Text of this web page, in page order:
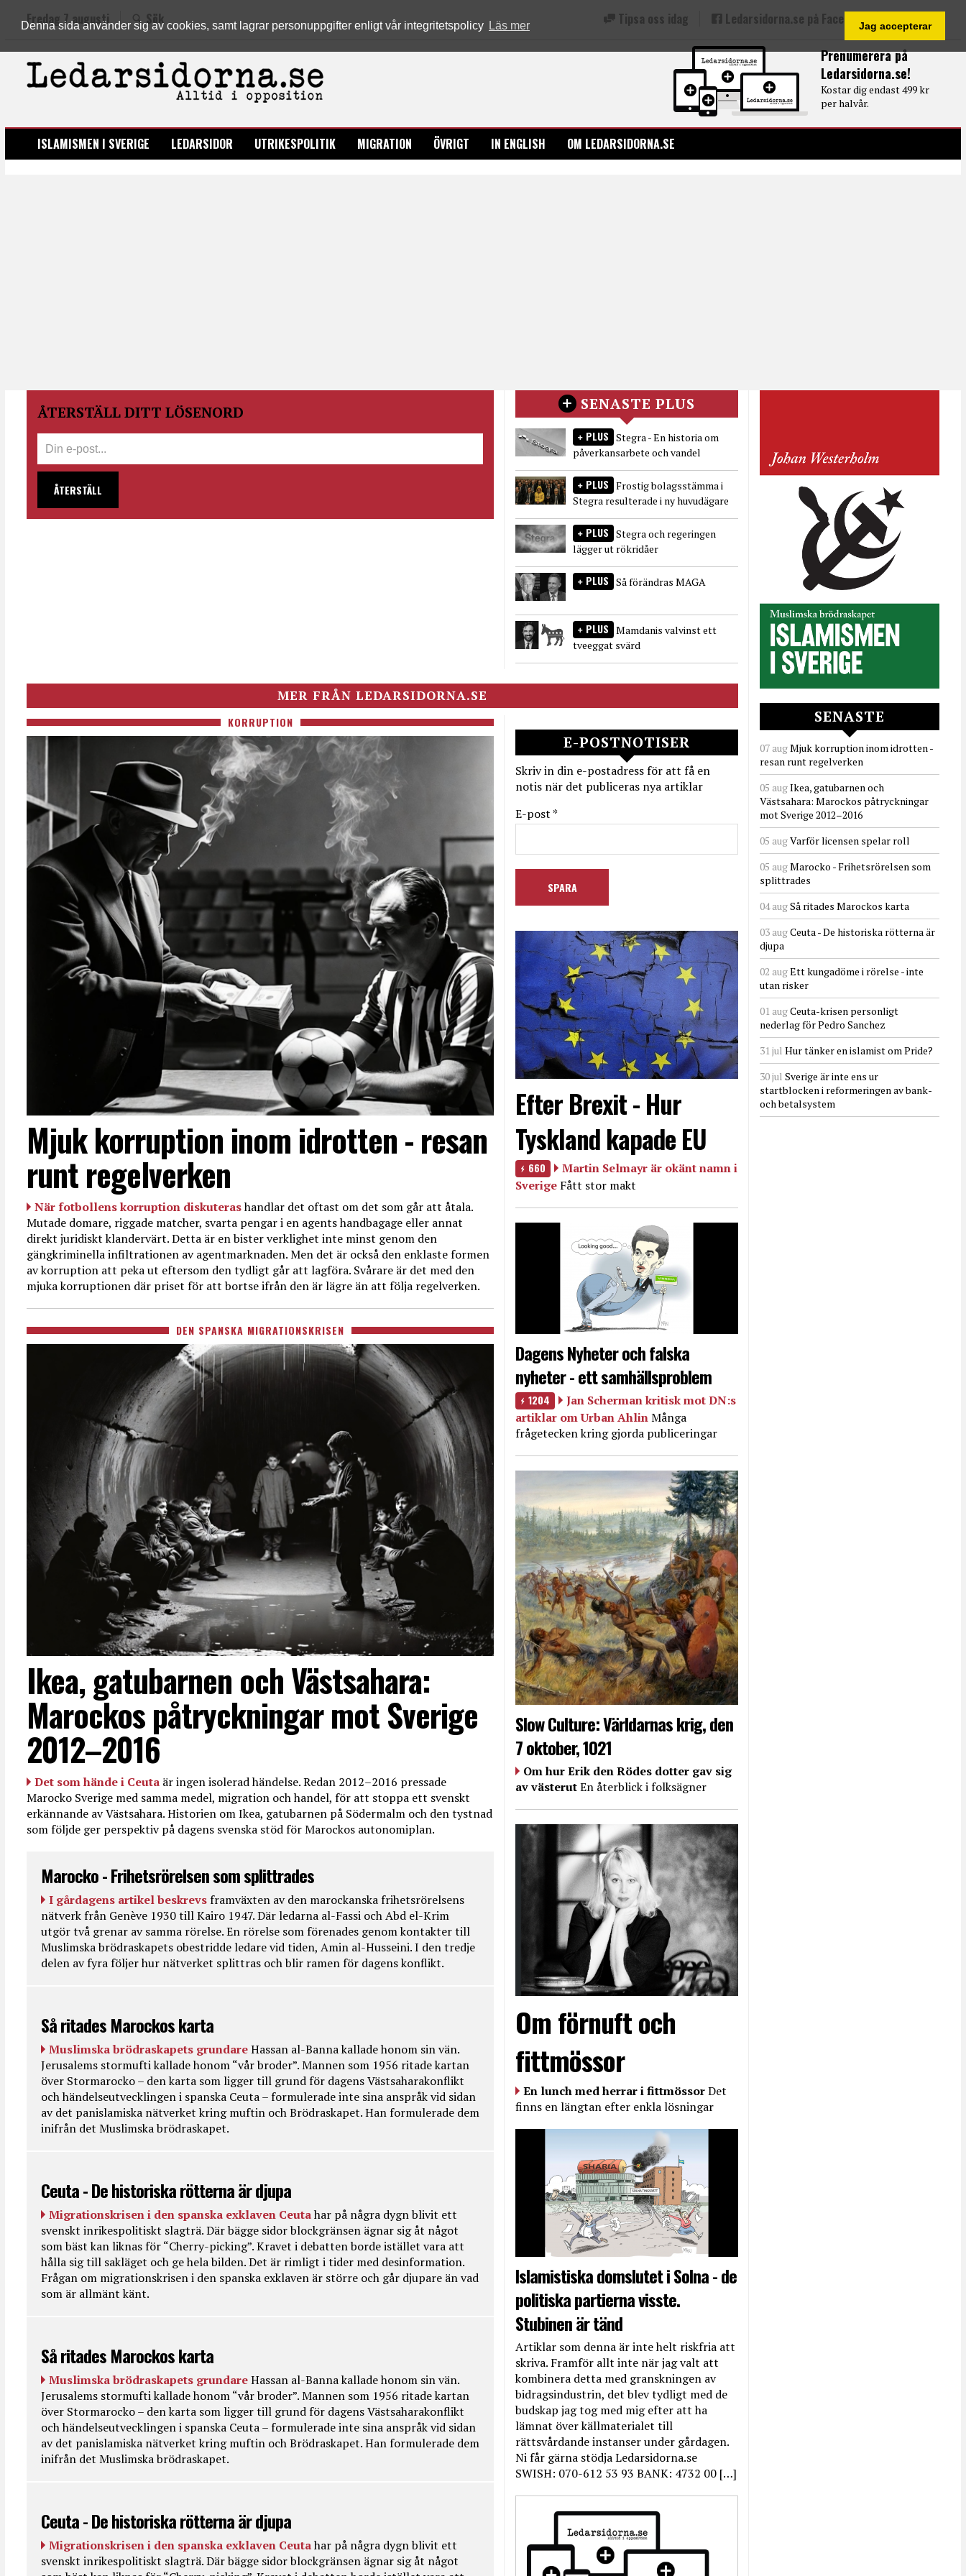
Denna sida använder sig av cookies, samt lagrar personuppgifter enligt vår integritetspolicy Läs mer Jag accepterar
Prenumerera på
Ledarsidorna.se!
Kostar dig endast 499 kr
per halvår.
Fredag 7 augusti Sök Tipsa oss idag Ledarsidorna.se på Facebook
LEDARSIDORNA.SE
ISLAMISMEN I SVERIGE LEDARSIDOR UTRIKESPOLITIK MIGRATION ÖVRIGT IN ENGLISH OM LEDARSIDORNA.SE
ÅTERSTÄLL DITT LÖSENORD
ÅTERSTÄLL
SENASTE PLUS
PLUS Stegra - En historia om
påverkansarbete och vandel
PLUS Frostig bolagsstämma i
Stegra resulterade i ny huvudägare
PLUS Stegra och regeringen
lägger ut rökridåer
PLUS Så förändras MAGA
PLUS Mamdanis valvinst ett
tveeggat svärd
MER FRÅN LEDARSIDORNA.SE
KORRUPTION
Mjuk korruption inom idrotten - resan
runt regelverken
När fotbollens korruption diskuterashandlar det oftast om det som går att åtala.
Mutade domare, riggade matcher, svarta pengar i en agents handbagage eller annat
direkt juridiskt klandervärt. Detta är en bister verklighet inte minst genom den
gängkriminella infiltrationen av agentmarknaden. Men det är också den enklaste formen
av korruption att peka ut eftersom den tydligt går att lagföra. Svårare är det med den
mjuka korruptionen där priset för att bortse ifrån den är lägre än att följa regelverken.
DEN SPANSKA MIGRATIONSKRISEN
Ikea, gatubarnen och Västsahara:
Marockos påtryckningar mot Sverige
2012–2016
Det som hände i Ceuta är ingen isolerad händelse. Redan 2012–2016 pressade
Marocko Sverige med samma medel, migration och handel, för att stoppa ett svenskt
erkännande av Västsahara. Historien om Ikea, gatubarnen på Södermalm och den tystnad
som följde ger perspektiv på dagens svenska stöd för Marockos autonomiplan.
Marocko - Frihetsrörelsen som splittrades
I gårdagens artikel beskrevs framväxten av den marockanska frihetsrörelsens
nätverk från Genève 1930 till Kairo 1947. Där ledarna al-Fassi och Abd el-Krim
utgör två grenar av samma rörelse. En rörelse som förenades genom kontakter till
Muslimska brödraskapets obestridde ledare vid tiden, Amin al-Husseini. I den tredje
delen av fyra följer hur nätverket splittras och blir ramen för dagens konflikt.
Så ritades Marockos karta
Muslimska brödraskapets grundareHassan al-Banna kallade honom sin vän.
Jerusalems stormufti kallade honom “vår broder”. Mannen som 1956 ritade kartan
över Stormarocko – den karta som ligger till grund för dagens Västsaharakonflikt
och händelseutvecklingen i spanska Ceuta – formulerade inte sina anspråk vid sidan
av det panislamiska nätverket kring muftin och Brödraskapet. Han formulerade dem
inifrån det Muslimska brödraskapet.
Ceuta - De historiska rötterna är djupa
Migrationskrisen i den spanska exklaven Ceutahar på några dygn blivit ett
svenskt inrikespolitiskt slagträ. Där bägge sidor blockgränsen ägnar sig åt något
som bäst kan liknas för “Cherry-picking”. Kravet i debatten borde istället vara att
hålla sig till sakläget och ge hela bilden. Det är rimligt i tider med desinformation.
Frågan om migrationskrisen i den spanska exklaven är större och går djupare än vad
som är allmänt känt.
Så ritades Marockos karta
Muslimska brödraskapets grundareHassan al-Banna kallade honom sin vän.
Jerusalems stormufti kallade honom “vår broder”. Mannen som 1956 ritade kartan
över Stormarocko – den karta som ligger till grund för dagens Västsaharakonflikt
och händelseutvecklingen i spanska Ceuta – formulerade inte sina anspråk vid sidan
av det panislamiska nätverket kring muftin och Brödraskapet. Han formulerade dem
inifrån det Muslimska brödraskapet.
Ceuta - De historiska rötterna är djupa
Migrationskrisen i den spanska exklaven Ceutahar på några dygn blivit ett
svenskt inrikespolitiskt slagträ. Där bägge sidor blockgränsen ägnar sig åt något
E-POSTNOTISER
Skriv in din e-postadress för att få en
notis när det publiceras nya artiklar
E-post *
Efter Brexit - Hur
Tyskland kapade EU
660
Martin Selmayr är okänt namn i
Sverige Fått stor makt
Dagens Nyheter och falska
nyheter - ett samhällsproblem
1204
Jan Scherman kritisk mot DN:s
artiklar om Urban AhlinMånga
frågetecken kring gjorda publiceringar
Slow Culture: Världarnas krig, den
7 oktober, 1021
Om hur Erik den Rödes dotter gav sig
av västerutEn återblick i folksägner
Om förnuft och
fittmössor
En lunch med herrar i fittmössorDet
finns en längtan efter enkla lösningar
Islamistiska domslutet i Solna - de
politiska partierna visste.
Stubinen är tänd
Artiklar som denna är inte helt riskfria att
skriva. Framför allt inte när jag valt att
kombinera detta med granskningen av
bidragsindustrin, det blev tydligt med de
budskap jag tog med mig efter att ha
lämnat över källmaterialet till
rättsvårdande instanser under gårdagen.
Ni får gärna stödja Ledarsidorna.se
SWISH: 070-612 53 93 BANK: 4732 00 […]
SENASTE
07 augMjuk korruption inom idrotten -
resan runt regelverken
05 augIkea, gatubarnen och
Västsahara: Marockos påtryckningar
mot Sverige 2012–2016
05 augVarför licensen spelar roll
05 augMarocko - Frihetsrörelsen som
splittrades
04 augSå ritades Marockos karta
03 augCeuta - De historiska rötterna är
djupa
02 augEtt kungadöme i rörelse - inte
utan risker
01 augCeuta-krisen personligt
nederlag för Pedro Sanchez
31 jul Hur tänker en islamist om Pride?
30 jul Sverige är inte ens ur
startblocken i reformeringen av bank-
och betalsystem